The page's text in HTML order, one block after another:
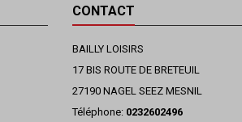
CONTACT
BAILLY LOISIRS
17 BIS ROUTE DE BRETEUIL
27190 NAGEL SEEZ MESNIL
Téléphone: 0232602496